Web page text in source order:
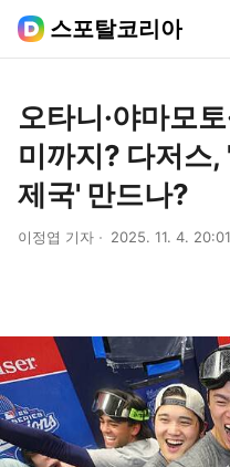
스포탈코리아
오타니·야마모
미까지? 다저스,
제국' 만드나?
이정엽 기자 2025. 11. 4. 20:01